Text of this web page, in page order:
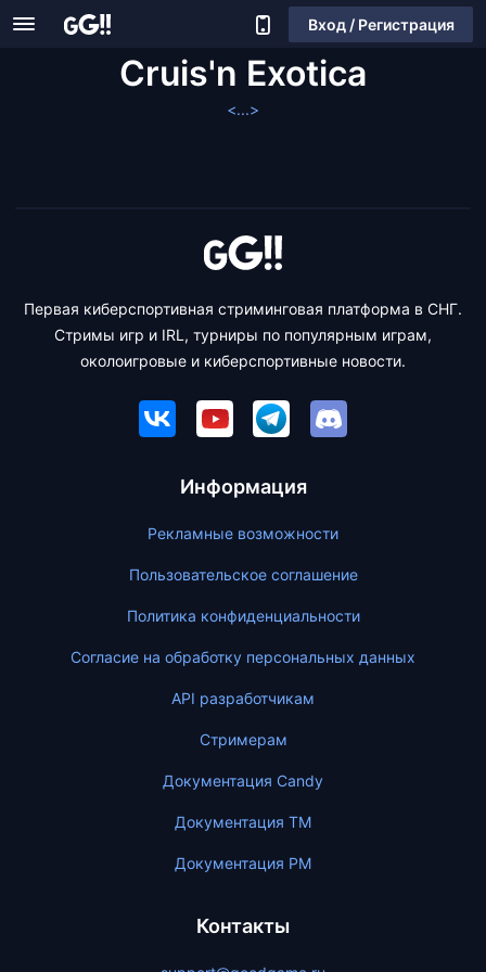
Вход / Регистрация
Cruis'n Exotica
<...>
Первая киберспортивная стриминговая платформа в СНГ.
Стримы игр и IRL, турниры по популярным играм,
околоигровые и киберспортивные новости.
Информация
Рекламные возможности
Пользовательское соглашение
Политика конфиденциальности
Согласие на обработку персональных данных
API разработчикам
Стримерам
Документация Candy
Документация ТМ
Документация PM
Контакты